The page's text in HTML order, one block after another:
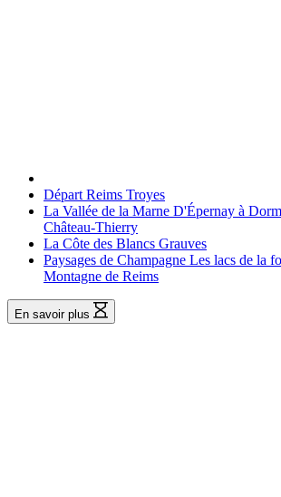
Départ Reims Troyes
La Vallée de la Marne D'Épernay à
Château-Thierry
La Côte des Blancs Grauves
Paysages de Champagne Les lacs de la
Montagne de Reims
En savoir plus